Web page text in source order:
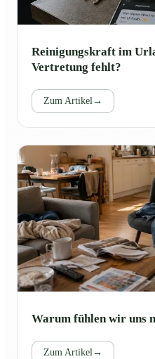
Reinigungskraft im
Vertretung fehlt?
Zum Artikel→
Warum fühlen wir uns
Zum Artikel→